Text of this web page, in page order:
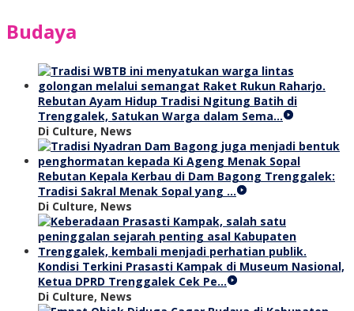
Budaya
Rebutan Ayam Hidup Tradisi Ngitung Batih di
Trenggalek, Satukan Warga dalam Sema…
Di Culture, News
Rebutan Kepala Kerbau di Dam Bagong Trenggalek:
Tradisi Sakral Menak Sopal yang …
Di Culture, News
Kondisi Terkini Prasasti Kampak di Museum Nasional,
Ketua DPRD Trenggalek Cek Pe…
Di Culture, News